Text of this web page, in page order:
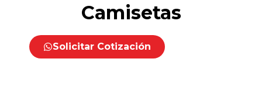
Camisetas
Solicitar Cotización